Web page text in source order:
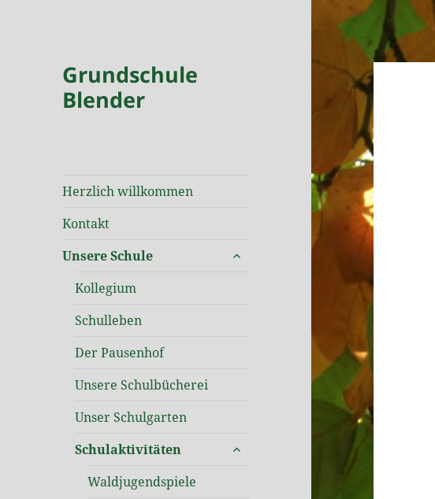
Grundschule
Blender
Herzlich willkommen
Kontakt
Unsere Schule
untermenü
Kollegium
Schulleben
Der Pausenhof
Unsere Schulbücherei
Unser Schulgarten
Schulaktivitäten
untermenü
Waldjugendspiele